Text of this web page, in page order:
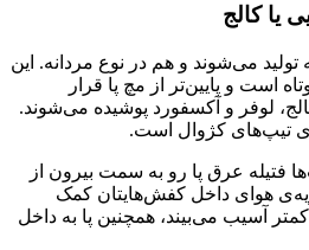
یا کالج
تولید می‌شوند و هم در نوع مردانه. این
است و پایین‌تر از مچ پا قرار
لوفر و آکسفورد پوشیده می‌شوند.
تیپ‌های کژوال است.
فتیله عرق پا رو به سمت بیرون از
هوای داخل کفش‌هایتان کمک
آسیب می‌بیند، همچنین پا به داخل